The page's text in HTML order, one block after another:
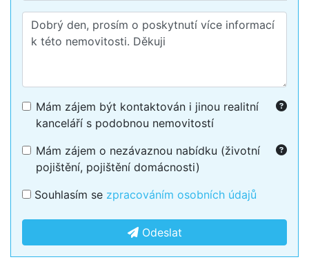
Mám zájem být kontaktován i jinou realitní
kanceláří s podobnou nemovitostí
Mám zájem o nezávaznou nabídku (životní
pojištění, pojištění domácnosti)
Souhlasím se zpracováním osobních údajů
Odeslat